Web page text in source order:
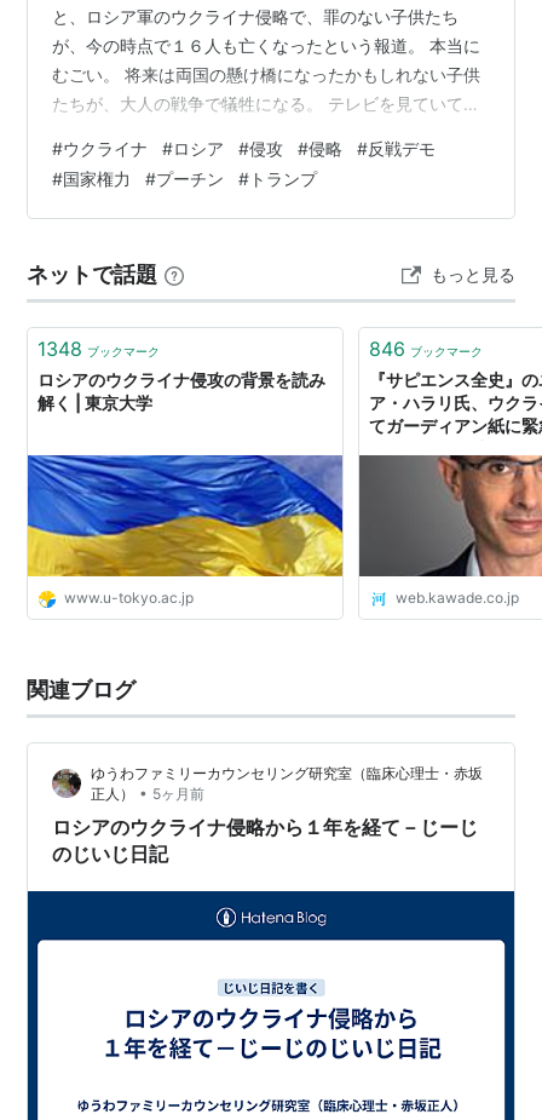
と、ロシア軍のウクライナ侵略で、罪のない子供たち
が、今の時点で１６人も亡くなったという報道。 本当に
むごい。 将来は両国の懸け橋になったかもしれない子供
たちが、大人の戦争で犠牲になる。 テレビを見ていて
チン大統領とその取り巻き連中は当然、戦争犯罪人とし
て処罰すべきだろう。 本人たちもそれがわかっているか
ら、核兵器まで使おうと、自己保全のために狂ってしま
反戦デモが行われていること。 良識あるロシア国民の勇
気ある行動に頭が下がる。 苦難の時期は…
#ウクライナ #ロシア #侵攻 #侵略 #反戦デモ
#国家権力 #プーチン # トランプ
ネットで話題 もっと見る
1348 ブックマーク
ロシアのウクライナ侵攻の背景を読み
解く | 東京大学
www.u-tokyo.ac.jp
846 ブックマーク
『サピエンス全史』
ア・ハラリ氏、ウク
てガーディアン紙に
web.kawade.co.jp
関連ブログ
ゆうわファミリーカウンセリング研究室（臨床心理士・赤坂
正人）
• 5ヶ月前
ロシアのウクライナ侵略から１年を経て－じーじ
のじいじ日記